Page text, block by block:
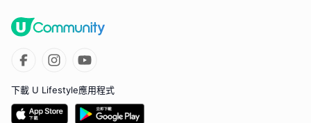
下載 U Lifestyle應用程式